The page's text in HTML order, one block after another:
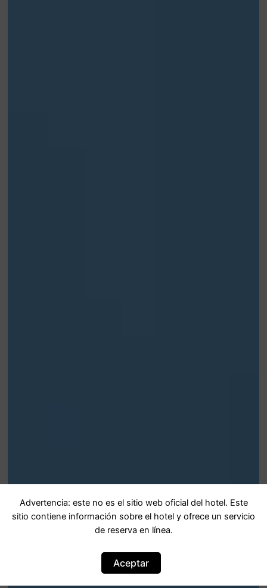
Advertencia: este no es el sitio web oficial del hotel. Este
sitio contiene información sobre el hotel y ofrece un servicio
de reserva en línea.
Aceptar